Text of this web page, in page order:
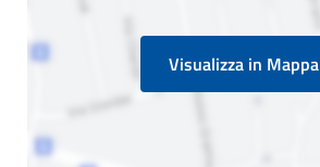
Visualizza in Mappa